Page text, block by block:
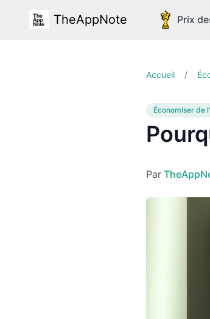
TheAppNote Prix
Accueil /
Économiser de
Par